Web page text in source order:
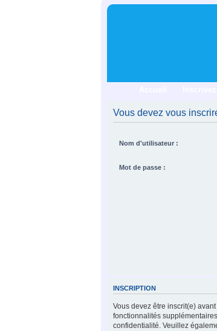
Vous devez vous
Nom d'utilisateur :
Mot de passe :
INSCRIPTION
Vous devez être inscrit(e)
fonctionnalités
confidentialité. Veuillez